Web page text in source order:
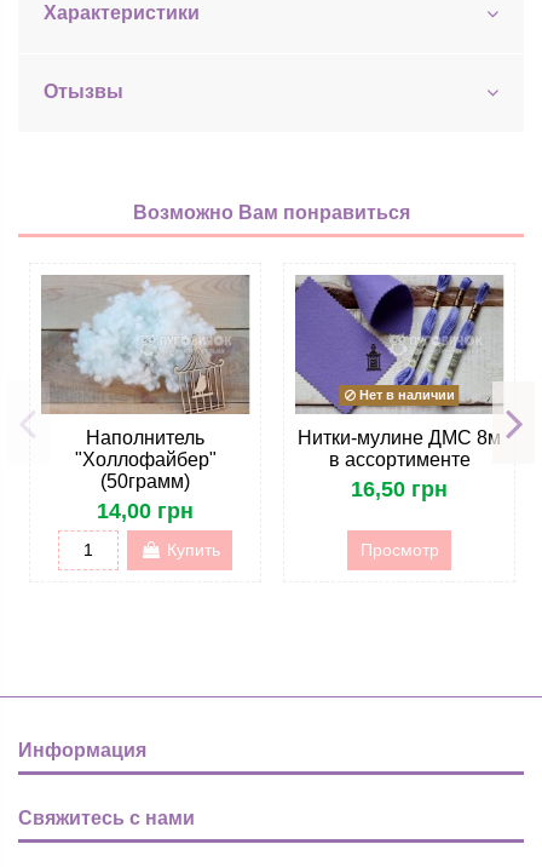
Характеристики
Отызвы
Возможно Вам понравиться
Наполнитель
"Холлофайбер"
(50грамм)
14,00 грн
Купить
Нет в наличии
Нитки-мулине ДМС 8м
в ассортименте
16,50 грн
Просмотр
Информация
Свяжитесь с нами